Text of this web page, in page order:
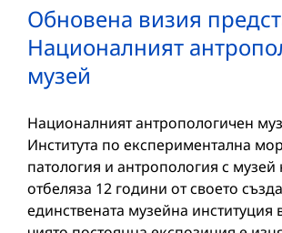
Обновена визия
Националният
музей
Националният антропологичен
Института по експериментална
патология и антропология с
отбеляза 12 години от своето
единствената музейна институция